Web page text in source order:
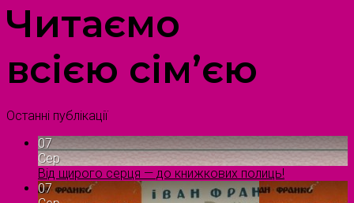
Читаємо
всією сім’єю
Останні публікації
07
Сер
Від щирого серця — до книжкових полиць!
07